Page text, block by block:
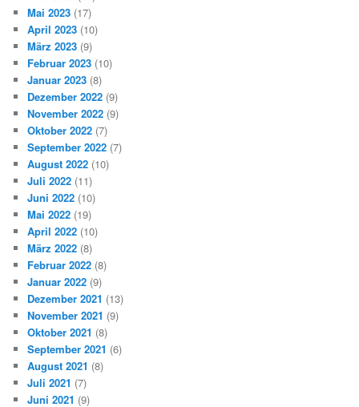
Mai 2023 (17)
April 2023 (10)
März 2023 (9)
Februar 2023 (10)
Januar 2023 (8)
Dezember 2022 (9)
November 2022 (9)
Oktober 2022 (7)
September 2022 (7)
August 2022 (10)
Juli 2022 (11)
Juni 2022 (10)
Mai 2022 (19)
April 2022 (10)
März 2022 (8)
Februar 2022 (8)
Januar 2022 (9)
Dezember 2021 (13)
November 2021 (9)
Oktober 2021 (8)
September 2021 (6)
August 2021 (8)
Juli 2021 (7)
Juni 2021 (9)